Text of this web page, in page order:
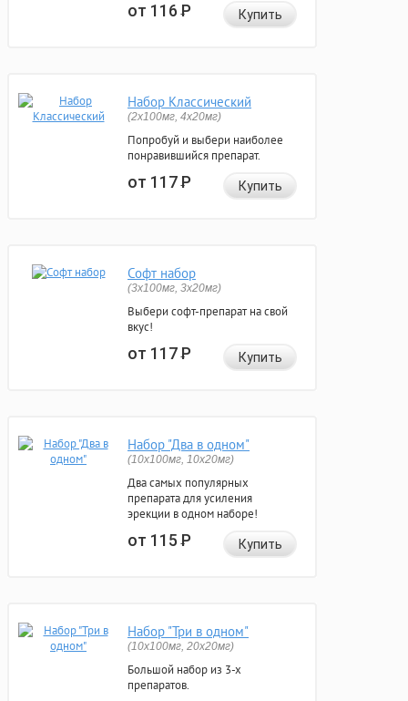
от 116Р Купить
Набор Классический
(2x100мг, 4x20мг)
Попробуй и выбери наиболее
понравившийся препарат.
от 117Р Купить
Софт набор
(3x100мг, 3x20мг)
Выбери софт-препарат на свой
вкус!
от 117Р Купить
Набор "Два в одном"
(10x100мг, 10x20мг)
Два самых популярных
препарата для усиления
эрекции в одном наборе!
от 115Р Купить
Набор "Три в одном"
(10x100мг, 20x20мг)
Большой набор из 3-х
препаратов.